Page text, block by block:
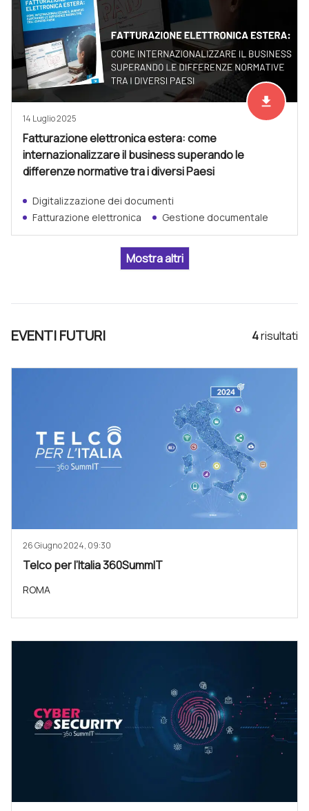
Scarica
file_download
14 Luglio 2025
Fatturazione elettronica estera: come
internazionalizzare il business superando le
differenze normative tra i diversi Paesi
Digitalizzazione dei documenti
Fatturazione elettronica
Gestione documentale
EVENTI FUTURI 4risultati
26 Giugno 2024, 09:30
Telco per l’Italia 360SummIT
ROMA